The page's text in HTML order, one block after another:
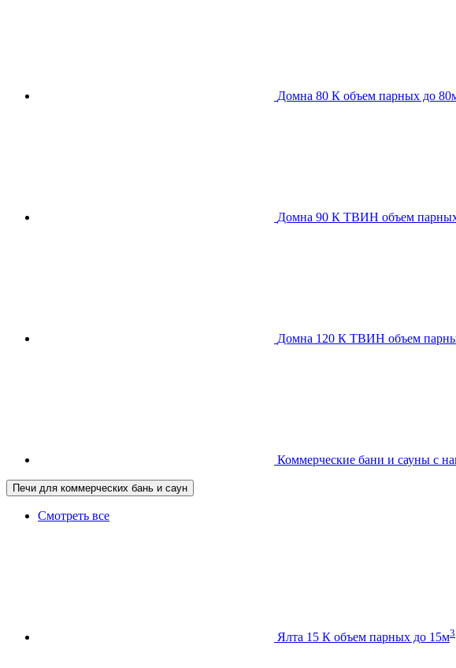
Домна 80 К объем парных до
Домна 90 К ТВИН объем
Домна 120 К ТВИН объем
Коммерческие бани и сауны с
Печи для коммерческих бань и саун
Смотреть все
Ялта 15 К объем парных до 15м3